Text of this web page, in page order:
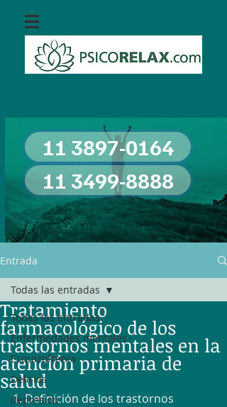
11 3897-0164
11 3499-8888
Entrada
Todas las entradas
Enfermedades mentales
Esquizofrenia
Delirios
depresion
Todas las entradas
Tratamiento
farmacológico de los
trastornos mentales en la
atención primaria de
salud
1. Definición de los trastornos